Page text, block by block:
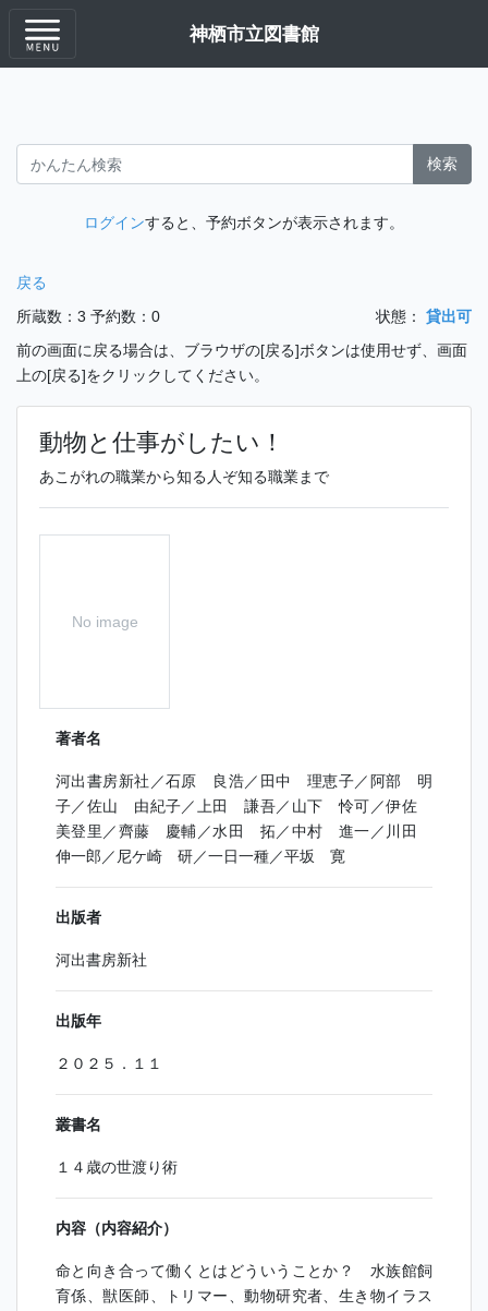
神栖市立図書館
検索
ログインすると、予約ボタンが表示されます。
戻る
所蔵数：3 予約数：0 状態：
貸出可
前の画面に戻る場合は、ブラウザの[戻る]ボタンは使用せず、画面
上の[戻る]をクリックしてください。
動物と仕事がしたい！
あこがれの職業から知る人ぞ知る職業まで
No image
著者名
河出書房新社／石原 良浩／田中 理恵子／阿部 明
子／佐山 由紀子／上田 謙吾／山下 怜可／伊佐
美登里／齊藤 慶輔／水田 拓／中村 進一／川田
伸一郎／尼ケ崎 研／一日一種／平坂 寛
出版者
河出書房新社
出版年
２０２５．１１
叢書名
１４歳の世渡り術
内容（内容紹介）
命と向き合って働くとはどういうことか？ 水族館飼
育係、獣医師、トリマー、動物研究者、生き物イラス